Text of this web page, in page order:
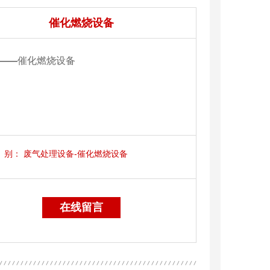
催化燃烧设备
——催化燃烧设备
： 废气处理设备-催化燃烧设备
在线留言